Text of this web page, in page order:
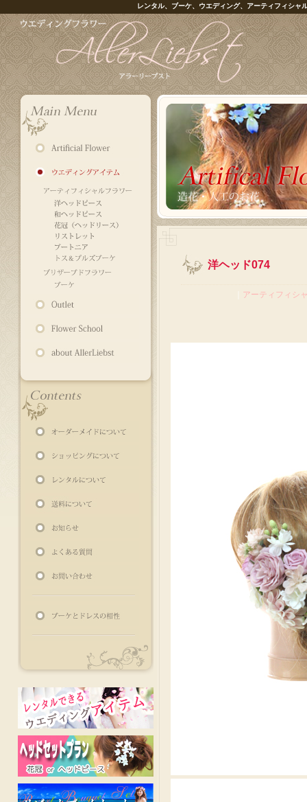
レンタル、ブーケ、ウエディング、アーティフィシャ
洋ヘッド074
アーティフィシ